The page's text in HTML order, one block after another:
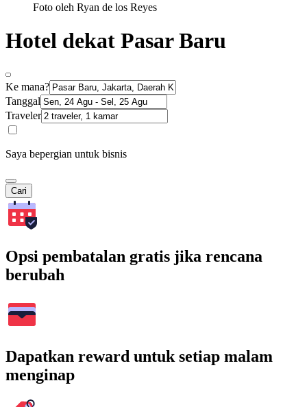
Foto oleh Ryan de los Reyes
Hotel dekat Pasar Baru
Ke mana?
Tanggal
Traveler
Saya bepergian untuk bisnis
Cari
Opsi pembatalan gratis jika rencana
berubah
Dapatkan reward untuk setiap malam
menginap